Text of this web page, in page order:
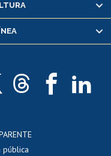
alumnos
pública